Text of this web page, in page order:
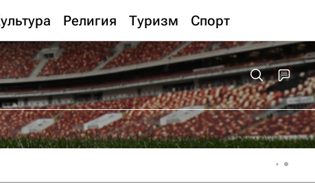
Религия Туризм Спорт